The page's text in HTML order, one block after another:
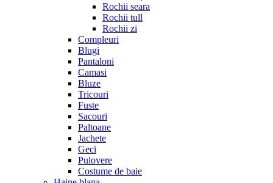
Rochii seara
Rochii tull
Rochii zi
Compleuri
Blugi
Pantaloni
Camasi
Bluze
Tricouri
Fuste
Sacouri
Paltoane
Jachete
Geci
Pulovere
Costume de baie